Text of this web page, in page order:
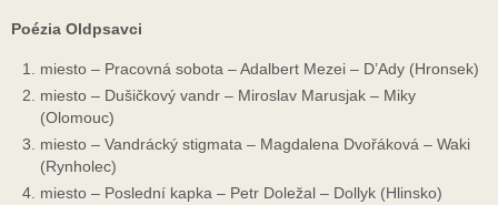
Poézia Oldpsavci
miesto – Pracovná sobota – Adalbert Mezei – D’Ady (Hronsek)
miesto – Dušičkový vandr – Miroslav Marusjak – Miky
(Olomouc)
miesto – Vandrácký stigmata – Magdalena Dvořáková – Waki
(Rynholec)
miesto – Poslední kapka – Petr Doležal – Dollyk (Hlinsko)